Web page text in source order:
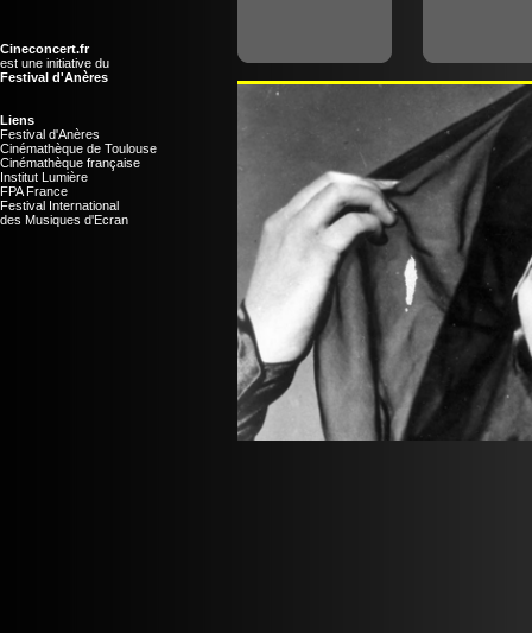
Cineconcert.fr
est une initiative du
Festival d'Anères
Liens
Festival d'Anères
Cinémathèque de Toulouse
Cinémathèque française
Institut Lumière
FPA France
Festival International
des Musiques d'Ecran